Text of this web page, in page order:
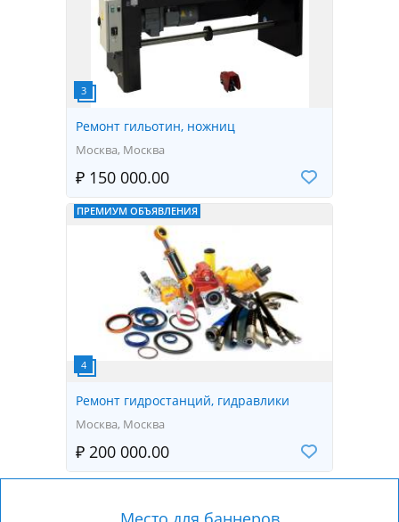
Ремонт гильотин, ножниц
Москва, Москва
₽ 150 000.00
ПРЕМИУМ ОБЪЯВЛЕНИЯ
Ремонт гидростанций, гидравлики
Москва, Москва
₽ 200 000.00